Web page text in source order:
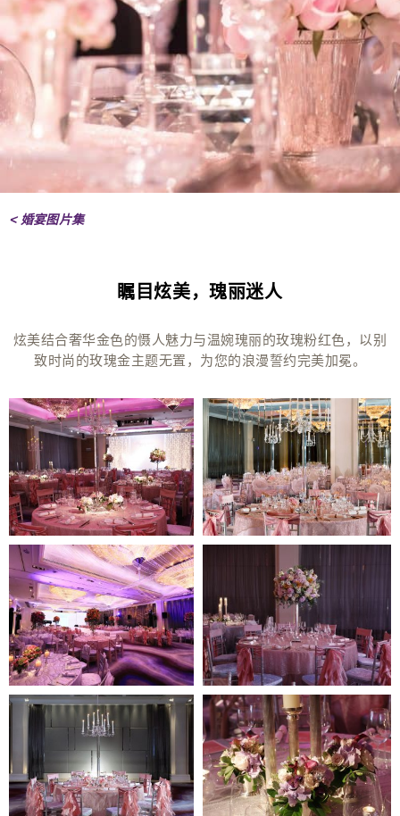
< 婚宴图片集
瞩目炫美，瑰丽迷人
炫美结合奢华金色的慑人魅力与温婉瑰丽的玫瑰粉红色，以别
致时尚的玫瑰金主题无置，为您的浪漫誓约完美加冕。